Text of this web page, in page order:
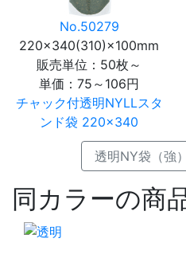
No.50279
220×340(310)×100mm
販売単位：50枚～
単価： 75～106円
チャック付透明NYLLスタ
ンド袋 220×340
透明NY袋（強
同カラーの商